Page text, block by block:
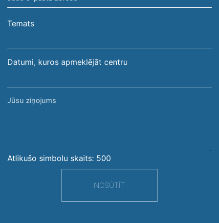
e-
pasta
Temats
Datumi, kuros apmeklējāt centru
Jūsu
Atlikušo simbolu skaits: 500
NOSŪTĪT